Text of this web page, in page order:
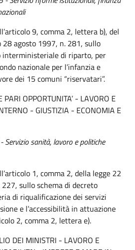
9, comma 2, lettera b), del
agosto 1997, n. 281, sullo
interministeriale di riparto, per
nazionale per l’infanzia e
dei 15 comuni “riservatari”.
PARI OPPORTUNITA’ - LAVORO E
- GIUSTIZIA - ECONOMIA E
sanità, lavoro e politiche
1, comma 2, della legge 22
sullo schema di decreto
di riqualificazione dei servizi
e l’accessibilità in attuazione
2, comma 2, lettera e).
DEI MINISTRI - LAVORO E